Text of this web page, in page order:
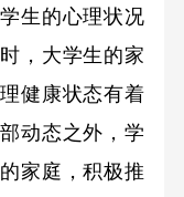
生的心理状况
，大学生的家
健康状态有着
动态之外，学
家庭，积极推